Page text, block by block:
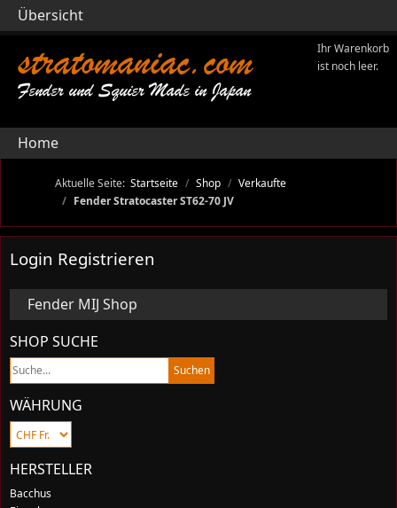
stratomaniac.com
Fender und Squier Made in Japan
Ihr Warenkorb
ist noch leer.
Home
Aktuelle Seite: Startseite Shop
Verkaufte
Fender Stratocaster ST62-70 JV
Login Registrieren
Fender MIJ Shop
SHOP SUCHE
WÄHRUNG
HERSTELLER
Bacchus
Übersicht